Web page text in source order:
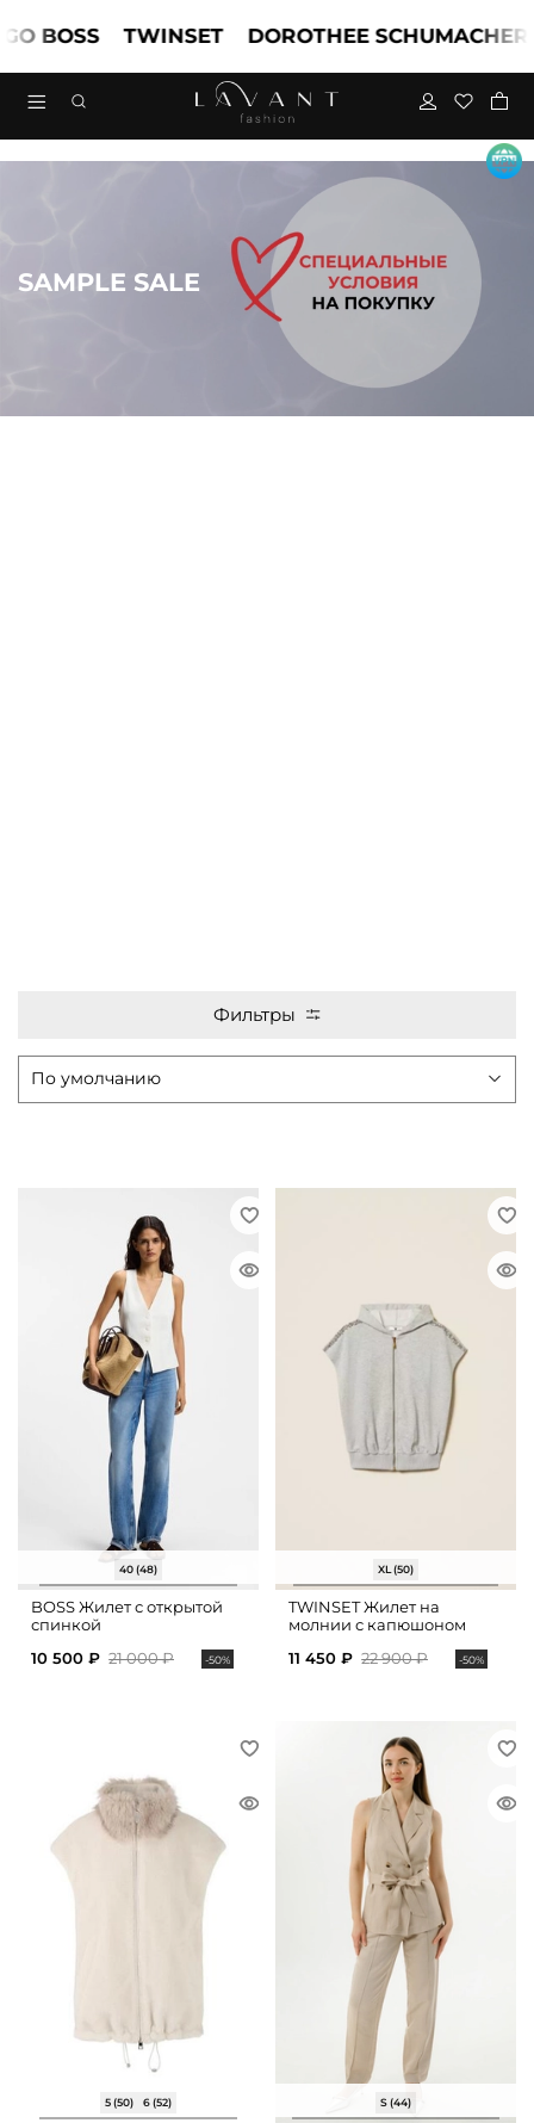
BOSS TWINSET DOROTHEE SCHUMACHER
SAMPLE SALE
Фильтры
40 (48)
BOSS Жилет с открытой
спинкой
10 500 ₽ 21 000 ₽ -50%
XL (50)
TWINSET Жилет на
молнии с капюшоном
11 450 ₽ 22 900 ₽ -50%
5 (50) 6 (52) S (44)